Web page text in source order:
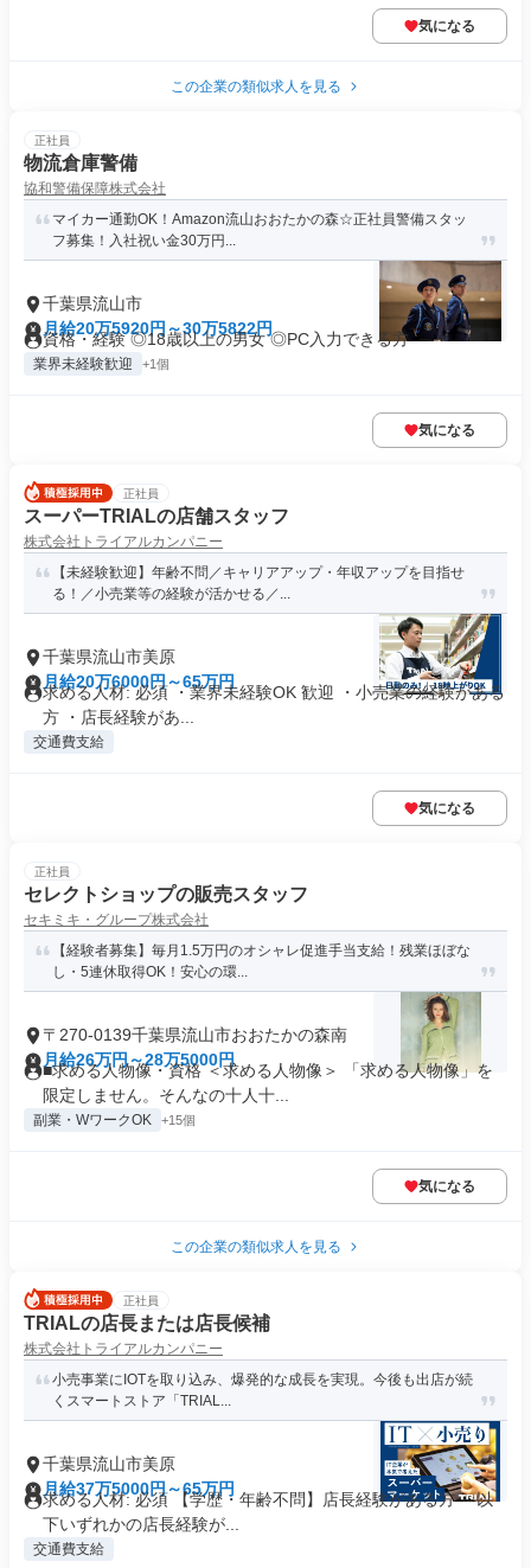
気になる
この企業の類似求人を見る
正社員
物流倉庫警備
協和警備保障株式会社
マイカー通勤OK！Amazon流山おおたかの森☆正社員警備スタッ
フ募集！入社祝い金30万円...
千葉県流山市
月給20万5920円～30万5822円
資格・経験 ◎18歳以上の男女 ◎PC入力できる方
業界未経験歓迎 +1個
気になる
正社員
スーパーTRIALの店舗スタッフ
株式会社トライアルカンパニー
【未経験歓迎】年齢不問／キャリアアップ・年収アップを目指せ
る！／小売業等の経験が活かせる／...
千葉県流山市美原
月給20万6000円～65万円
求める人材: 必須 ・業界未経験OK 歓迎 ・小売業の経験がある
方 ・店長経験があ...
交通費支給
気になる
正社員
セレクトショップの販売スタッフ
セキミキ・グループ株式会社
【経験者募集】毎月1.5万円のオシャレ促進手当支給！残業ほぼな
し・5連休取得OK！安心の環...
〒270-0139千葉県流山市おおたかの森南
月給26万円～28万5000円
■求める人物像・資格 ＜求める人物像＞ 「求める人物像」を
限定しません。そんなの十人十...
副業・WワークOK +15個
気になる
この企業の類似求人を見る
正社員
TRIALの店長または店長候補
株式会社トライアルカンパニー
小売事業にIOTを取り込み、爆発的な成長を実現。今後も出店が続
くスマートストア「TRIAL...
千葉県流山市美原
月給37万5000円～65万円
求める人材: 必須 【学歴・年齢不問】店長経験がある方 ～以
下いずれかの店長経験が...
交通費支給